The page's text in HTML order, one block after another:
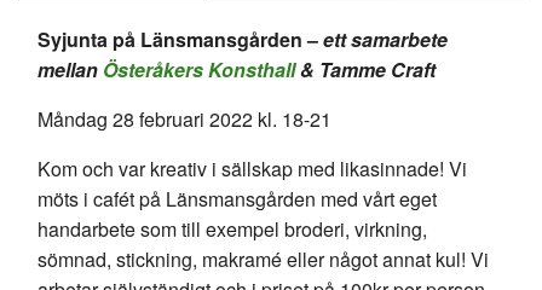
Syjunta på Länsmansgården –ett samarbete
mellan Österåkers Konsthall& Tamme Craft
Måndag 28 februari 2022 kl. 18-21
Kom och var kreativ i sällskap med likasinnade! Vi
möts i cafét på Länsmansgården med vårt eget
handarbete som till exempel broderi, virkning,
sömnad, stickning, makramé eller något annat kul! Vi